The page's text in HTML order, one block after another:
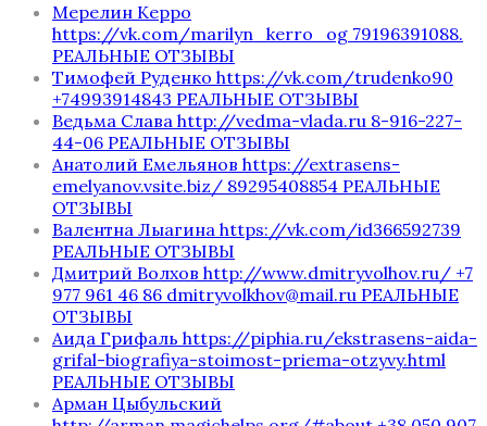
Мерелин Керро
https://vk.com/marilyn_kerro_og 79196391088.
РЕАЛЬНЫЕ ОТЗЫВЫ
Тимофей Руденко https://vk.com/trudenko90
+74993914843 РЕАЛЬНЫЕ ОТЗЫВЫ
Ведьма Слава http://vedma-vlada.ru 8-916-227-
44-06 РЕАЛЬНЫЕ ОТЗЫВЫ
Анатолий Емельянов https://extrasens-
emelyanov.vsite.biz/ 89295408854 РЕАЛЬНЫЕ
ОТЗЫВЫ
Валентна Лыагина https://vk.com/id366592739
РЕАЛЬНЫЕ ОТЗЫВЫ
Дмитрий Волхов http://www.dmitryvolhov.ru/ +7
977 961 46 86 dmitryvolkhov@mail.ru РЕАЛЬНЫЕ
ОТЗЫВЫ
Аида Грифаль https://piphia.ru/ekstrasens-aida-
grifal-biografiya-stoimost-priema-otzyvy.html
РЕАЛЬНЫЕ ОТЗЫВЫ
Арман Цыбульский